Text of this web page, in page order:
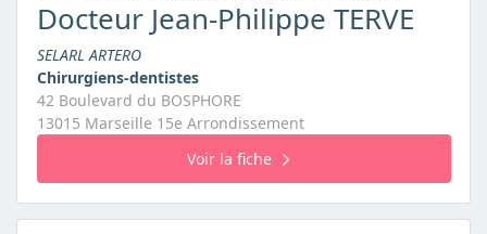
Docteur Jean-Philippe TERVE
SELARL ARTERO
Chirurgiens-dentistes
42 Boulevard du BOSPHORE
13015 Marseille 15e Arrondissement
Voir la fiche